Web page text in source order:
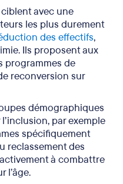
avec une
les plus durement
des effectifs,
Ils proposent aux
programmes de
reconversion sur
démographiques
par exemple
spécifiquement
reclassement des
à combattre
l’âge.